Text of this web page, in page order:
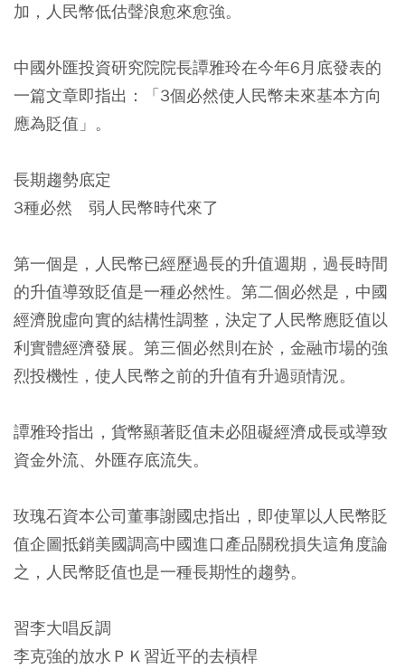
加，人民幣低估聲浪愈來愈強。
中國外匯投資研究院院長譚雅玲在今年6月底發表的
一篇文章即指出：「3個必然使人民幣未來基本方向
應為貶值」。
長期趨勢底定
3種必然 弱人民幣時代來了
第一個是，人民幣已經歷過長的升值週期，過長時間
的升值導致貶值是一種必然性。第二個必然是，中國
經濟脫虛向實的結構性調整，決定了人民幣應貶值以
利實體經濟發展。第三個必然則在於，金融市場的強
烈投機性，使人民幣之前的升值有升過頭情況。
譚雅玲指出，貨幣顯著貶值未必阻礙經濟成長或導致
資金外流、外匯存底流失。
玫瑰石資本公司董事謝國忠指出，即使單以人民幣貶
值企圖抵銷美國調高中國進口產品關稅損失這角度論
之，人民幣貶值也是一種長期性的趨勢。
習李大唱反調
李克強的放水ＰＫ習近平的去槓桿